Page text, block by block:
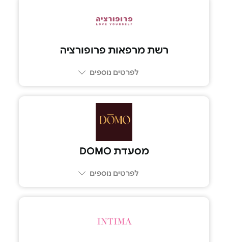
רשת מרפאות פרופורציה
לפרטים נוספים
מסעדת DOMO
לפרטים נוספים